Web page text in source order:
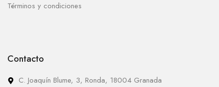
Términos y condiciones
Contacto
C. Joaquín Blume, 3, Ronda, 18004 Granada